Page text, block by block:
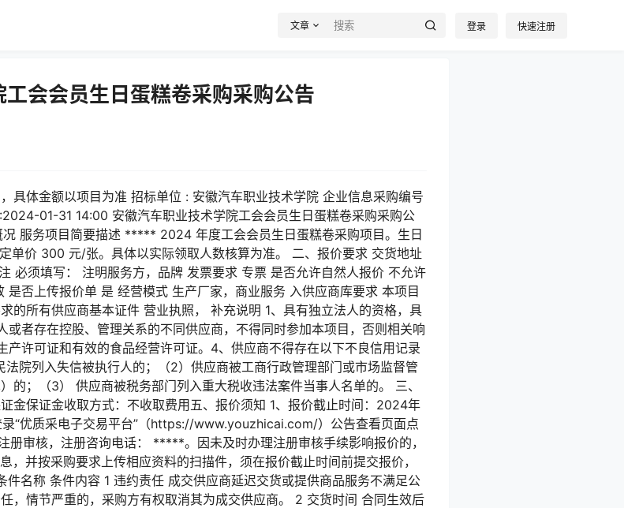
文章 登录 快速注册
会会员生日蛋糕卷采购采购公告
具体金额以项目为准 招标单位 : 安徽汽车职业技术学院 企业信息采购编号
01-31 14:00 安徽汽车职业技术学院工会会员生日蛋糕卷采购采购公
服务项目简要描述 ***** 2024 年度工会会员生日蛋糕卷采购项目。生日
单价 300 元/张。具体以实际领取人数核算为准。 二、报价要求 交货地址
必须填写： 注明服务方，品牌 发票要求 专票 是否允许自然人报价 不允许
否上传报价单 是 经营模式 生产厂家，商业服务 入供应商库要求 本项目
的所有供应商基本证件 营业执照， 补充说明 1、具有独立法人的资格，具
者存在控股、管理关系的不同供应商，不得同时参加本项目，否则相关响
产许可证和有效的食品经营许可证。4、供应商不得存在以下不良信用记录
院列入失信被执行人的；（2）供应商被工商行政管理部门或市场监督管
的；（3） 供应商被税务部门列入重大税收违法案件当事人名单的。 三、
金保证金收取方式：不收取费用五、报价须知 1、报价截止时间：2024年
“优质采电子交易平台”（https://www.youzhicai.com/）公告查看页面点
册审核，注册咨询电话： *****。因未及时办理注册审核手续影响报价的，
，并按采购要求上传相应资料的扫描件，须在报价截止时间前提交报价，
名称 条件内容 1 违约责任 成交供应商延迟交货或提供商品服务不满足公
，情节严重的，采购方有权取消其为成交供应商。 2 交货时间 合同生效后